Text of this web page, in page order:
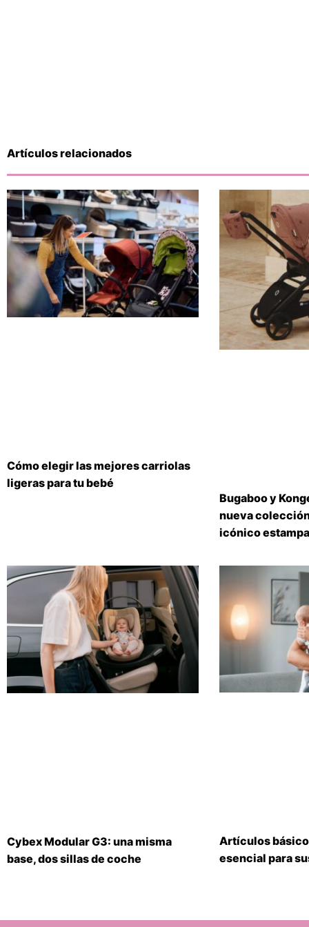
Artículos relacionados
Cómo elegir las mejores carriolas
ligeras para tu bebé
Bugaboo y
nueva
icónico
Cybex Modular G3: una misma
base, dos sillas de coche
Artículos
esencial para